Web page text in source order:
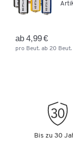
ab 4,99 €
pro Beut. ab 20 Beut.
Bis zu 30